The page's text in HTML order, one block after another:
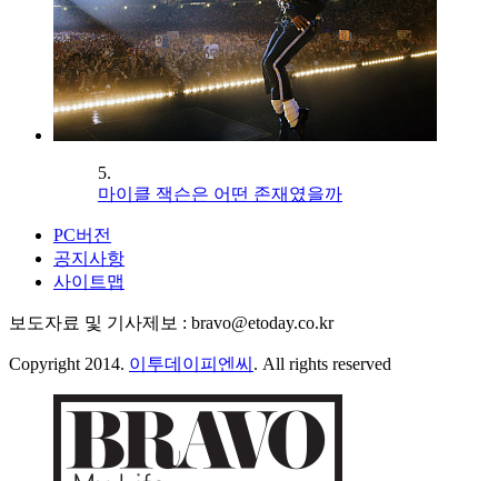
5.
마이클 잭슨은 어떤 존재였을까
PC버전
공지사항
사이트맵
보도자료 및 기사제보 : bravo@etoday.co.kr
Copyright 2014. 이투데이피엔씨 . All rights reserved